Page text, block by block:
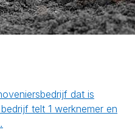
dat is
telt 1 werknemer en